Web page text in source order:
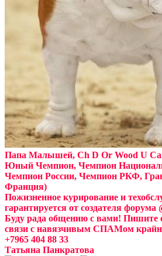
Папа Малышей, Ch D Or Wood U
Юный Чемпион, Чемпион
Чемпион России, Чемпион РКФ,
Франция)
Пожизненное курирование и
гарантируется от создателя форума
Буду рада общению с вами! Пишите
связи с навязчивым СПАМом
+7965 404 88 33
Татьяна Панкратова